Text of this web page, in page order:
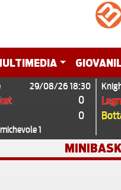
29/08/26 18:30
0
0
1